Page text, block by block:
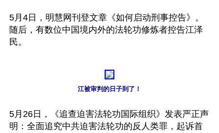
5月4日，明慧网刊登文章《如何启动刑事控告》。
随后，有数位中国境内外的法轮功修炼者控告江泽
民。
江被审判的日子到了！
5月26日，《追查迫害法轮功国际组织》发表严正声
明：全面追究中共迫害法轮功的反人类罪，起诉首